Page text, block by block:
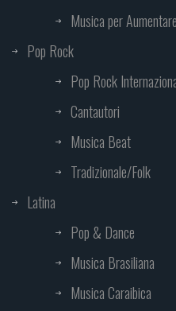
Musica per
Pop Rock
Pop Rock
Cantautori
Musica Beat
Tradizionale/Folk
Latina
Pop & Dance
Musica Brasiliana
Musica Caraibica